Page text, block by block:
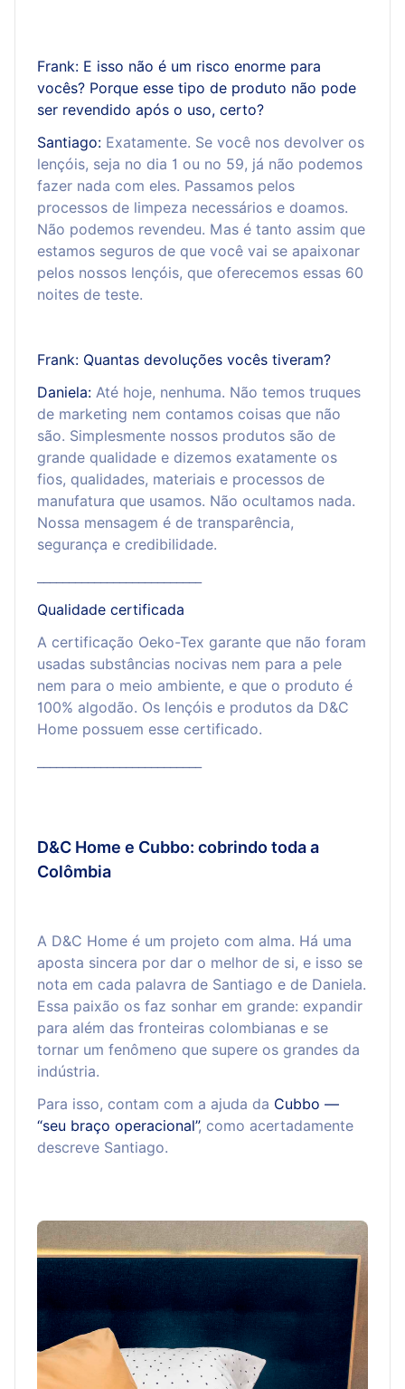
Frank: E isso não é um risco enorme para
vocês? Porque esse tipo de produto não pode
ser revendido após o uso, certo?
Santiago: Exatamente. Se você nos devolver os
lençóis, seja no dia 1 ou no 59, já não podemos
fazer nada com eles. Passamos pelos
processos de limpeza necessários e doamos.
Não podemos revendeu. Mas é tanto assim que
estamos seguros de que você vai se apaixonar
pelos nossos lençóis, que oferecemos essas 60
noites de teste.
Frank: Quantas devoluções vocês tiveram?
Daniela: Até hoje, nenhuma. Não temos truques
de marketing nem contamos coisas que não
são. Simplesmente nossos produtos são de
grande qualidade e dizemos exatamente os
fios, qualidades, materiais e processos de
manufatura que usamos. Não ocultamos nada.
Nossa mensagem é de transparência,
segurança e credibilidade.
Qualidade certificada
A certificação Oeko-Tex garante que não foram
usadas substâncias nocivas nem para a pele
nem para o meio ambiente, e que o produto é
100% algodão. Os lençóis e produtos da D&C
Home possuem esse certificado.
D&C Home e Cubbo: cobrindo toda a
Colômbia
A D&C Home é um projeto com alma. Há uma
aposta sincera por dar o melhor de si, e isso se
nota em cada palavra de Santiago e de Daniela.
Essa paixão os faz sonhar em grande: expandir
para além das fronteiras colombianas e se
tornar um fenômeno que supere os grandes da
indústria.
Para isso, contam com a ajuda da Cubbo —
“seu braço operacional”, como acertadamente
descreve Santiago.